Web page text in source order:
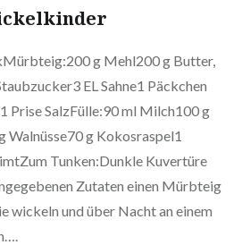
g Mehl200 g Butter,
EL Sahne1 Päckchen
Prise SalzFülle:90 ml Milch100 g
g Kokosraspel1
Tunken:Dunkle Kuvertüre
Zutaten einen Mürbteig
wickeln und über Nacht an einem